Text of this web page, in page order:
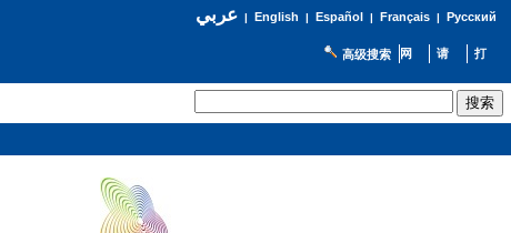
عربي| English | Español | Français| Русский
高级搜索